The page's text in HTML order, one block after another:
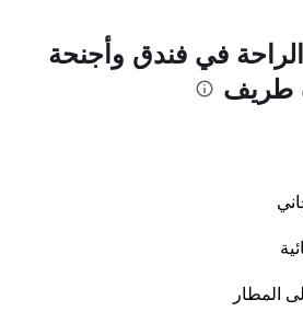
في فندق وأجنحة
طريف
المطار